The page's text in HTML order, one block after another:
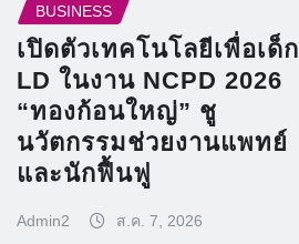
BUSINESS
เปิดตัวเทคโนโลยีเพื่อเด็ก
LD ในงาน NCPD 2026
“ทองก้อนใหญ่” ชู
นวัตกรรมช่วยงานแพทย์
และนักฟื้นฟู
Admin2 ส.ค. 7, 2026